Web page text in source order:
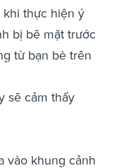
khi thực hiện ý
bị bẽ mặt trước
từ bạn bè trên
sẽ cảm thấy
vào khung cảnh